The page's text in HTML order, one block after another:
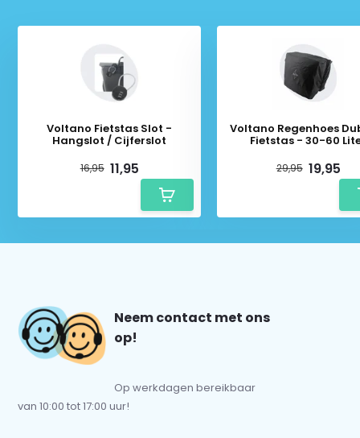
Voltano Fietstas Slot -
Hangslot / Cijferslot
16,95 11,95
Voltano Regenhoes
Fietstas - 30-60
29,95 19,95
Neem contact met ons
op!
Op werkdagen bereikbaar
van 10:00 tot 17:00 uur!